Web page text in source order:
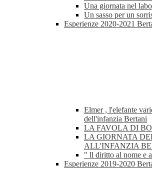
Una giornata nel
Un sasso per un
Esperienze 2020-2021
Elmer , l'elefante
dell'infanzia Bertani
LA FAVOLA DI
LA GIORNATA
ALL'INFANZIA
" ll diritto al nome e
Esperienze 2019-2020